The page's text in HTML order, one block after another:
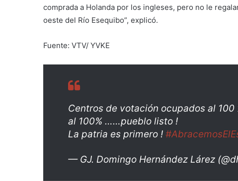
comprada a Holanda por los ingleses, pero no le
oeste del Río Esequibo”, explicó.
Fuente: VTV/ YVKE
Centros de votación ocupados al
al 100% ……pueblo listo !
La patria es primero !
— GJ. Domingo Hernández Lárez